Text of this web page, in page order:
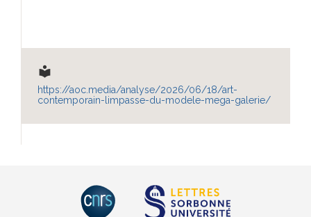
local_library
https://aoc.media/analyse/2026/06/18/art-
contemporain-limpasse-du-modele-mega-galerie/